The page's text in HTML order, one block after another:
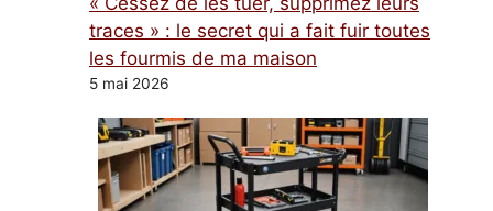
traces » : le secret qui a fait fuir toutes
les fourmis de ma maison
5 mai 2026